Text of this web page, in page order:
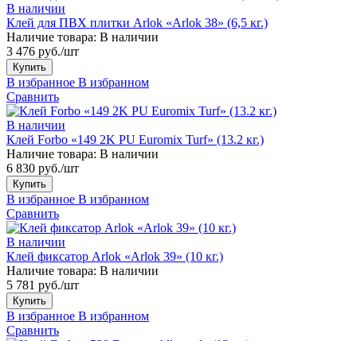
В наличии
Клей для ПВХ плитки Arlok «Arlok 38» (6,5 кг.)
Наличие товара: В наличии
3 476 руб./шт
Купить
В избранное В избранном
Сравнить
В наличии
Клей Forbo «149 2K PU Euromix Turf» (13.2 кг.)
Наличие товара: В наличии
6 830 руб./шт
Купить
В избранное В избранном
Сравнить
В наличии
Клей фиксатор Arlok «Arlok 39» (10 кг.)
Наличие товара: В наличии
5 781 руб./шт
Купить
В избранное В избранном
Сравнить